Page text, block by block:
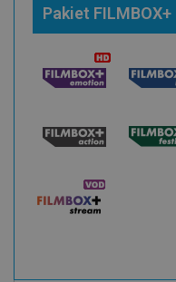
Pakiet FILMBOX+